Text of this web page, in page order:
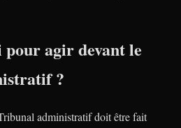
agir devant le
?
administratif doit être fait